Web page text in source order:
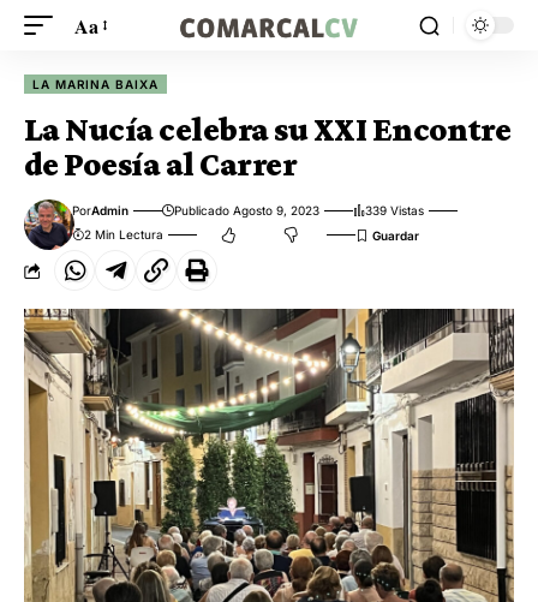
Aa
LA MARINA BAIXA
La Nucía celebra su XXI Encontre
de Poesía al Carrer
PorAdmin Publicado Agosto 9, 2023
339 Vistas
2 Min Lectura